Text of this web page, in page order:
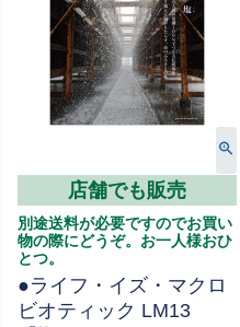
店舗でも販売
別途送料が必要ですのでお買い
物の際にどうぞ。お一人様おひ
とつ。
●ライフ・イズ・マクロ
ビオティック LM13